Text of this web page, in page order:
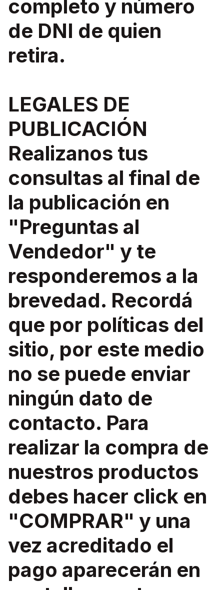
completo y número
de DNI de quien
retira.
LEGALES DE
PUBLICACIÓN
Realizanos tus
consultas al final de
la publicación en
"Preguntas al
Vendedor" y te
responderemos a la
brevedad. Recordá
que por políticas del
sitio, por este medio
no se puede enviar
ningún dato de
contacto. Para
realizar la compra de
nuestros productos
debes hacer click en
"COMPRAR" y una
vez acreditado el
pago aparecerán en